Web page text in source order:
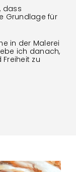
dass
Grundlage für
in der Malerei
ich danach,
zu